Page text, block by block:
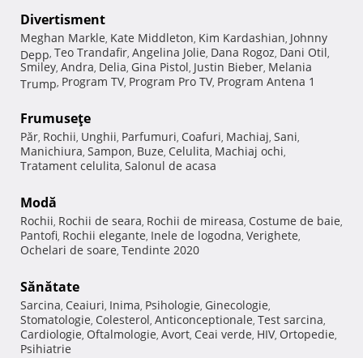
Divertisment
Meghan Markle, Kate Middleton, Kim Kardashian, Johnny
Depp, Teo Trandafir, Angelina Jolie, Dana Rogoz, Dani Otil,
Smiley, Andra, Delia, Gina Pistol, Justin Bieber, Melania
Trump, Program TV, Program Pro TV, Program Antena 1
Frumuseţe
Păr, Rochii, Unghii, Parfumuri, Coafuri, Machiaj, Sani,
Manichiura, Sampon, Buze, Celulita, Machiaj ochi,
Tratament celulita, Salonul de acasa
Modă
Rochii, Rochii de seara, Rochii de mireasa, Costume de baie,
Pantofi, Rochii elegante, Inele de logodna, Verighete,
Ochelari de soare, Tendinte 2020
Sănătate
Sarcina, Ceaiuri, Inima, Psihologie, Ginecologie,
Stomatologie, Colesterol, Anticonceptionale, Test sarcina,
Cardiologie, Oftalmologie, Avort, Ceai verde, HIV, Ortopedie,
Psihiatrie